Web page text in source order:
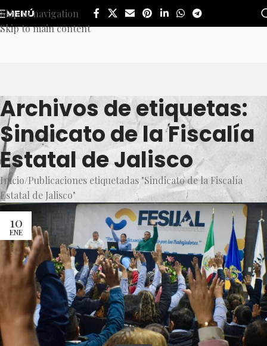
Skip to navigation
Skip to main content
MENÚ
Archivos de etiquetas:
Sindicato de la Fiscalía
Estatal de Jalisco
Inicio Publicaciones etiquetadas "Sindicato de la Fiscalía
Estatal de Jalisco"
10
ENE